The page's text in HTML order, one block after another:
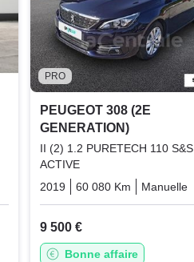
PRO
PEUGEOT 308 (2E
GENERATION)
II (2) 1.2 PURETECH 110 S&S
ACTIVE
2019
60 080 Km Manuelle
9 500 €
Bonne affaire